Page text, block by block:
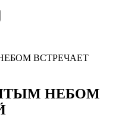
ВСТРЕЧАЕТ
НЕБОМ